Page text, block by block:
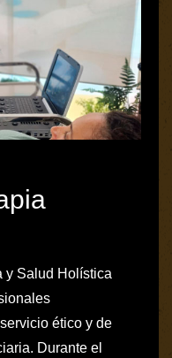
y Salud Holística
ético y de
Durante el